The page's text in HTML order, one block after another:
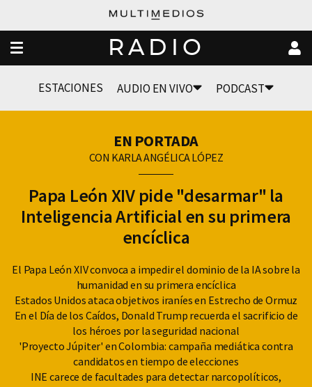
RADIO
ESTACIONES AUDIO EN VIVO PODCAST
EN PORTADA
CON KARLA ANGÉLICA LÓPEZ
Papa León XIV pide "desarmar" la
Inteligencia Artificial en su primera
encíclica
El Papa León XIV convoca a impedir el dominio de la IA sobre la
humanidad en su primera encíclica
Estados Unidos ataca objetivos iraníes en Estrecho de Ormuz
En el Día de los Caídos, Donald Trump recuerda el sacrificio de
los héroes por la seguridad nacional
'Proyecto Júpiter' en Colombia: campaña mediática contra
candidatos en tiempo de elecciones
INE carece de facultades para detectar narcopolíticos,